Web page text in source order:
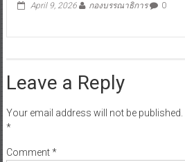
April 9, 2026 กองบรรณาธิการ 0
Leave a Reply
Your email address will not be published.
*
Comment*